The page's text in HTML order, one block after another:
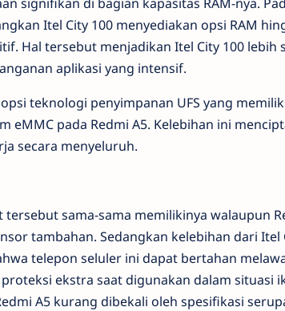
Itel City 100 menyediakan opsi RAM
Hal tersebut menjadikan Itel City 100 lebih
aplikasi yang intensif.
teknologi penyimpanan UFS yang
eMMC pada Redmi A5. Kelebihan ini
secara menyeluruh.
sama-sama memilikinya walaupun
tambahan. Sedangkan kelebihan dari Itel
telepon seluler ini dapat bertahan
ekstra saat digunakan dalam situasi
A5 kurang dibekali oleh spesifikasi